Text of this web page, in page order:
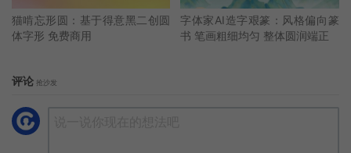
猫啃忘形圆：基于得意黑二创圆
体字形 免费商用
字体家AI造字艰篆：风格偏向篆
书 笔画粗细均匀 整体圆润端正
评论 抢沙发